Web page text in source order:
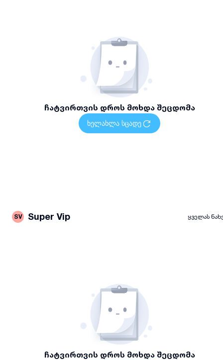
ჩატვირთვის დროს მოხდა შეცდომა
ხელახლა სცადე
SV Super Vip ყველას
ჩატვირთვის დროს მოხდა შეცდომა